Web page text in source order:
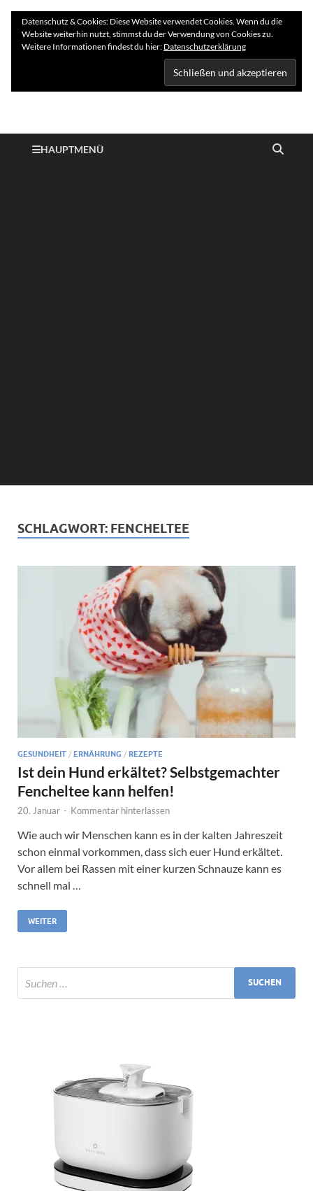
Hundelogie
HAUPTMENÜ
SCHLAGWORT: FENCHELTEE
GESUNDHEIT / ERNÄHRUNG / REZEPTE
Ist dein Hund erkältet? Selbstgemachter
Fencheltee kann helfen!
20. Januar - Kommentar hinterlassen
Wie auch wir Menschen kann es in der kalten Jahreszeit
schon einmal vorkommen, dass sich euer Hund erkältet.
Vor allem bei Rassen mit einer kurzen Schnauze kann es
schnell mal …
WEITER
Datenschutz & Cookies: Diese Website verwendet Cookies. Wenn du die
Website weiterhin nutzt, stimmst du der Verwendung von Cookies zu.
Weitere Informationen findest du hier: Datenschutzerklärung